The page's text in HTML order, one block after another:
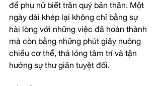
để phụ nữ biết trân quý bản thân. Một
ngày dài khép lại không chỉ bằng sự
hài lòng với những việc đã hoàn thành
mà còn bằng những phút giây nuông
chiều cơ thể, thả lỏng tâm trí và tận
hưởng sự thư giãn tuyệt đối.